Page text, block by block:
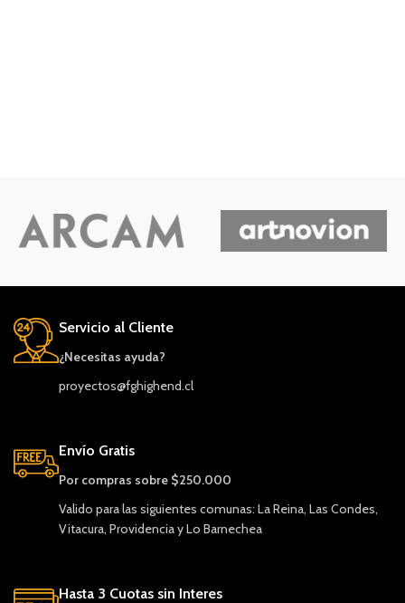
Servicio al Cliente
¿Necesitas ayuda?
proyectos@fghighend.cl
Envío Gratis
Por compras sobre $250.000
Valido para las siguientes comunas: La Reina, Las Condes,
Vitacura, Providencia y Lo Barnechea
Hasta 3 Cuotas sin Interes